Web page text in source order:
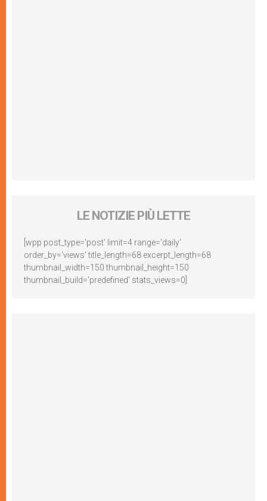
LE NOTIZIE PIÙ LETTE
[wpp post_type='post' limit=4 range='daily'
order_by='views' title_length=68 excerpt_length=68
thumbnail_width=150 thumbnail_height=150
thumbnail_build='predefined' stats_views=0]